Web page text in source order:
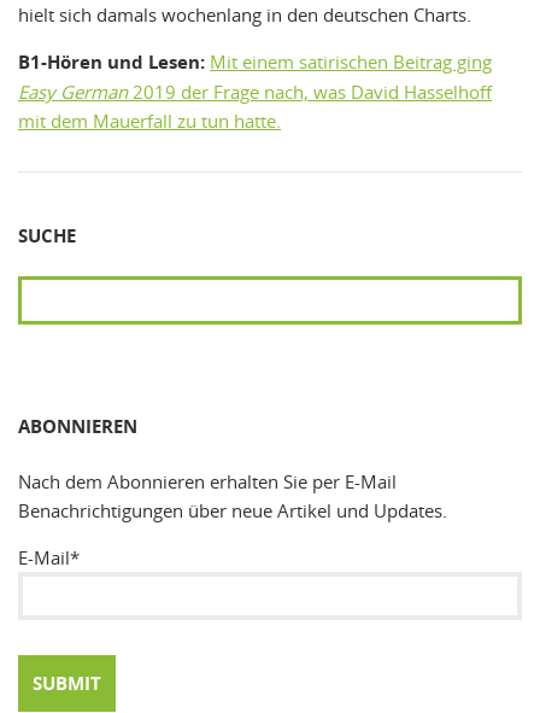
hielt sich damals wochenlang in den deutschen Charts.
B1-Hören und Lesen: Mit einem satirischen Beitrag ging
Easy German2019 der Frage nach, was David Hasselhoff
mit dem Mauerfall zu tun hatte.
SUCHE
ABONNIEREN
Nach dem Abonnieren erhalten Sie per E-Mail
Benachrichtigungen über neue Artikel und Updates.
E-Mail*